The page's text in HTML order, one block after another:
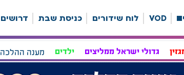
VOD לוח שידורים כניסת שבת דרושים
גדולי ישראל ממליצים ילדים מענה ההלכה